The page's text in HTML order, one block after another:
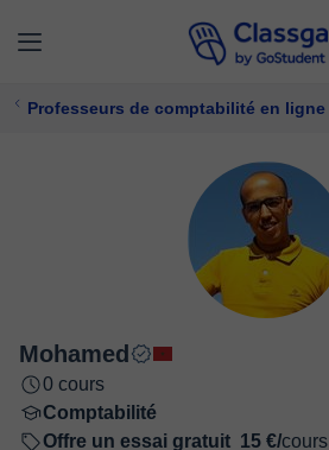
Professeurs de comptabilité en ligne
Mohamed
0 cours
Comptabilité
Offre un essai gratuit 15 €/cours